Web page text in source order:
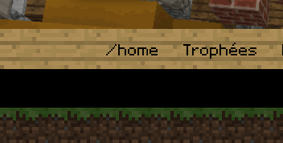
/home Trophées